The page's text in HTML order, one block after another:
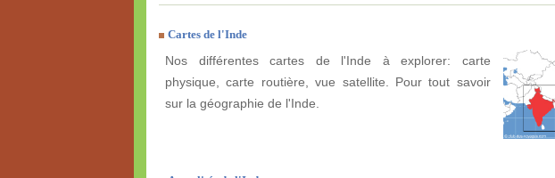
Cartes de l'Inde
Nos différentes cartes de l'Inde à explorer: carte
physique, carte routière, vue satellite. Pour tout savoir
sur la géographie de l'Inde.